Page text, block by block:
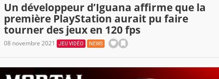
Un développeur d’Iguana affirme que la
première PlayStation aurait pu faire
tourner des jeux en 120 fps
08 novembre 2021 JEU VIDÉO NEWS